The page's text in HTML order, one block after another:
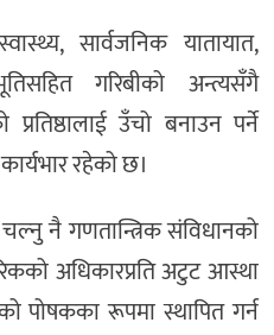
सार्वजनिक यातायात,
गरिबीको अन्त्यसँगै
उँचो बनाउन पर्ने
रहेको छ।
नै गणतान्त्रिक संविधानको
अधिकारप्रति अटुट आस्था
पोषकका रूपमा स्थापित गर्न